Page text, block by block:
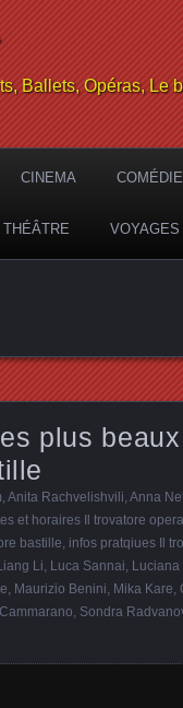
Ballets, Opéras,
CINEMA
THÉÂTRE VOYAGES
plus
Anita Rachvelishvili Anna
et horaires Il trovatore
bastille infos pratqiues Il
Li Luca Sannai Luciana
Maurizio Benini Mika Kare
Sondra